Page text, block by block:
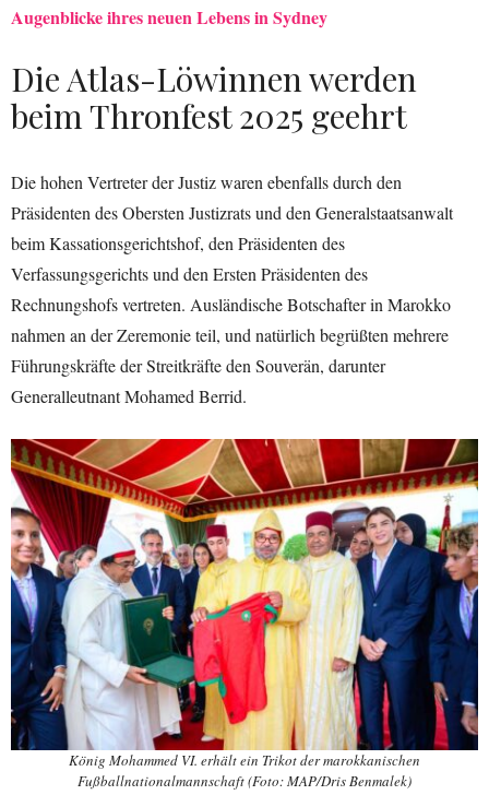
Augenblicke ihres neuen Lebens in Sydney
Die Atlas-Löwinnen werden
beim Thronfest 2025 geehrt
Die hohen Vertreter der Justiz waren ebenfalls durch den
Präsidenten des Obersten Justizrats und den Generalstaatsanwalt
beim Kassationsgerichtshof, den Präsidenten des
Verfassungsgerichts und den Ersten Präsidenten des
Rechnungshofs vertreten. Ausländische Botschafter in Marokko
nahmen an der Zeremonie teil, und natürlich begrüßten mehrere
Führungskräfte der Streitkräfte den Souverän, darunter
Generalleutnant Mohamed Berrid.
König Mohammed VI. erhält ein Trikot der marokkanischen
Fußballnationalmannschaft (Foto: MAP/Dris Benmalek)